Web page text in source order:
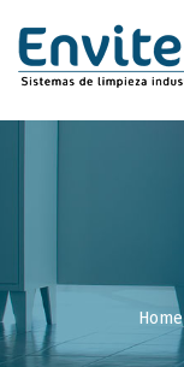
Home